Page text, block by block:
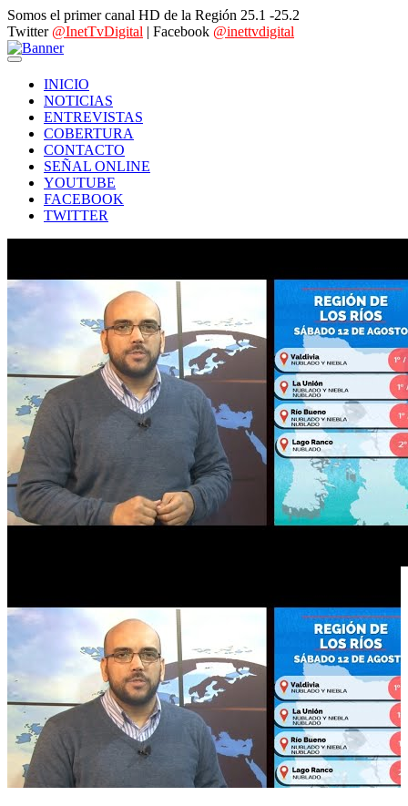
Somos el primer canal HD de la Región 25.1 -25.2
Twitter @InetTvDigital | Facebook @inettvdigital
INICIO
NOTICIAS
ENTREVISTAS
COBERTURA
CONTACTO
SEÑAL ONLINE
YOUTUBE
FACEBOOK
TWITTER